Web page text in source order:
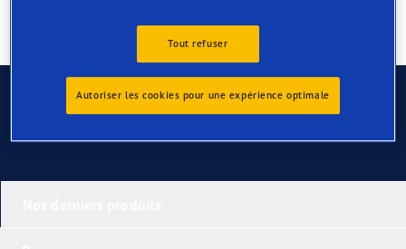
Contactez-nous
Tout refuser
Autoriser les cookies pour une expérience optimale